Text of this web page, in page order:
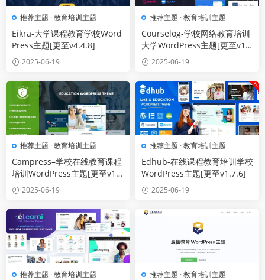
推荐主题 ·教育培训主题
Eikra-大学课程教育学校Word
Press主题[更至v4.4.8]
2025-06-19
推荐主题 ·教育培训主题
Courselog-学校网络教育培训
大学WordPress主题[更至v1.
4.1]2025-06-19
推荐主题 ·教育培训主题
Campress–学校在线教育课程
培训WordPress主题[更至v1.2
1] 2025-06-19
推荐主题 ·教育培训主题
Edhub-在线课程教育培训学校
WordPress主题[更至v1.7.6]
2025-06-19
推荐主题 ·教育培训主题 推荐主题 ·教育培训主题